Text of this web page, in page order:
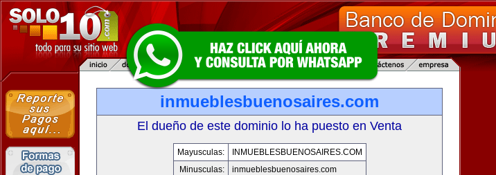
inmueblesbuenosaires.com
El dueño de este dominio lo ha puesto en Venta
Mayusculas:
INMUEBLESBUENOSAIRES.COM
Minusculas:
inmueblesbuenosaires.com